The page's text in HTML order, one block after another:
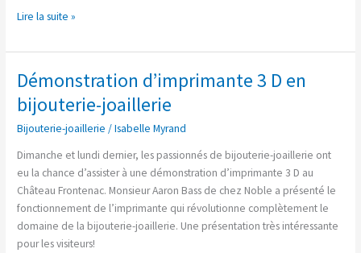
Lire la suite »
Démonstration d’imprimante 3 D en
bijouterie-joaillerie
Bijouterie-joaillerie /Isabelle Myrand
Dimanche et lundi dernier, les passionnés de bijouterie-joaillerie ont
eu la chance d’assister à une démonstration d’imprimante 3 D au
Château Frontenac. Monsieur Aaron Bass de chez Noble a présenté le
fonctionnement de l’imprimante qui révolutionne complètement le
domaine de la bijouterie-joaillerie. Une présentation très intéressante
pour les visiteurs!
Démonstration
3
D
joaillerie